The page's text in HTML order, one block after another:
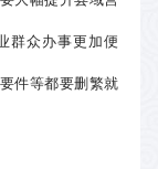
群众办事更加便
件等都要删繁就